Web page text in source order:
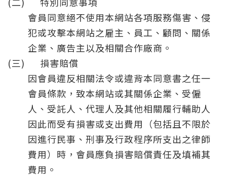
會員同意絕不使用本網站各項服務傷害、侵
犯或攻擊本網站之雇主、員工、顧問、關係
企業、廣告主以及相關合作廠商。
(三)
損害賠償
因會員違反相關法令或違背本同意書之任一
會員條款，致本網站或其關係企業、受僱
人、受託人、代理人及其他相關履行輔助人
因此而受有損害或支出費用（包括且不限於
因進行民事、刑事及行政程序所支出之律師
費用）時，會員應負損害賠償責任及填補其
費用。